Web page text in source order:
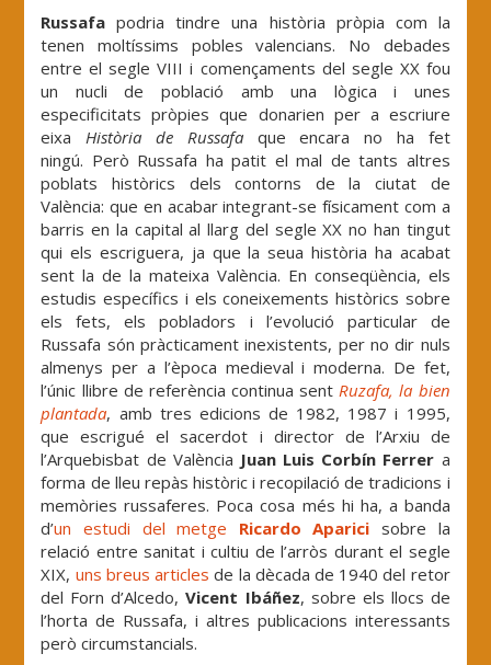
Russafa podria tindre una història pròpia com la
tenen moltíssims pobles valencians. No debades
entre el segle VIII i començaments del segle XX fou
un nucli de població amb una lògica i unes
especificitats pròpies que donarien per a escriure
eixaHistòria de Russafaque encara no ha fet
ningú. Però Russafa ha patit el mal de tants altres
poblats històrics dels contorns de la ciutat de
València: que en acabar integrant-se físicament com a
barris en la capital al llarg del segle XX no han tingut
qui els escriguera, ja que la seua història ha acabat
sent la de la mateixa València. En conseqüència, els
estudis específics i els coneixements històrics sobre
els fets, els pobladors i l’evolució particular de
Russafa són pràcticament inexistents, per no dir nuls
almenys per a l’època medieval i moderna. De fet,
l’únic llibre de referència continua sentRuzafa, la bien
plantada, amb tres edicions de 1982, 1987 i 1995,
que escrigué el sacerdot i director de l’Arxiu de
l’Arquebisbat de València Juan Luis Corbín Ferrer a
forma de lleu repàs històric i recopilació de tradicions i
memòries russaferes. Poca cosa més hi ha, a banda
d’un estudi del metge Ricardo Aparici sobre la
relació entre sanitat i cultiu de l’arròs durant el segle
XIX, uns breus articles de la dècada de 1940 del retor
del Forn d’Alcedo,Vicent Ibáñez, sobre els llocs de
l’horta de Russafa, i altres publicacions interessants
però circumstancials.